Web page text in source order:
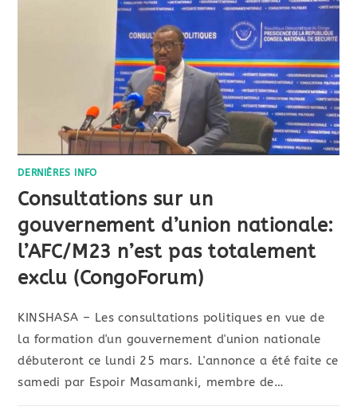
DERNIÈRES INFO
Consultations sur un
gouvernement d’union nationale:
l’AFC/M23 n’est pas totalement
exclu (CongoForum)
KINSHASA – Les consultations politiques en vue de
la formation d'un gouvernement d'union nationale
débuteront ce lundi 25 mars. L'annonce a été faite ce
samedi par Espoir Masamanki, membre de…